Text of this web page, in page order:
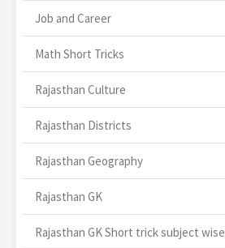
Job and Career
Math Short Tricks
Rajasthan Culture
Rajasthan Districts
Rajasthan Geography
Rajasthan GK
Rajasthan GK Short trick subject wise